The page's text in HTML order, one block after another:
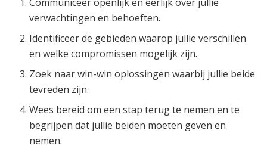
verwachtingen en behoeften.
Identificeer de gebieden waarop jullie verschillen
en welke compromissen mogelijk zijn.
Zoek naar win-win oplossingen waarbij jullie beide
tevreden zijn.
Wees bereid om een stap terug te nemen en te
begrijpen dat jullie beiden moeten geven en
nemen.